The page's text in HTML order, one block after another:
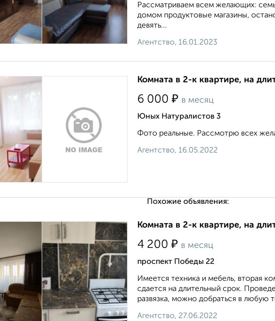
Рассматриваем всем желающих:
домом продуктовые магазины,
девять...
Агентство, 16.01.2023
Комната в 2-к квартире, на
6 000 ₽ в месяц
Юных Натуралистов 3
Фото реальные. Рассмотрю всех
Агентство, 16.05.2022
Похожие объявления:
Комната в 2-к квартире, на
4 200 ₽ в месяц
проспект Победы 22
Имеется техника и мебель, вторая
сдается на длительный срок.
развязка, можно добраться в любую
Агентство, 27.06.2022